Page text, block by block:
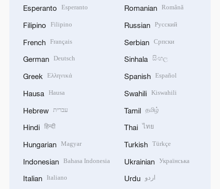
Esperanto Esperanto
Filipino Filipino
French Français
German Deutsch
Greek Ελληνικά
Hausa Hausa
Hebrew עברית
Hindi हिन्दी
Hungarian Magyar
Indonesian Bahasa Indonesia
Italian Italiano
Romanian Română
Russian Русский
Serbian Српски
Sinhala සිංහල
Spanish Español
Swahili Kiswahili
Tamil தமிழ்
Thai ไทย
Turkish Türkçe
Ukrainian Українська
Urdu اردو